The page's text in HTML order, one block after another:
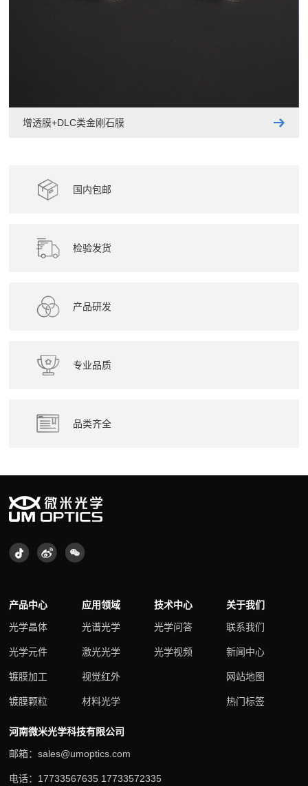
增透膜+DLC类金刚石膜
国内包邮
检验发货
产品研发
专业品质
品类齐全
产品中心
光学晶体
光学元件
镀膜加工
镀膜颗粒
应用领域
光谱光学
激光光学
视觉红外
材料光学
技术中心
光学问答
光学视频
关于我们
联系我们
新闻中心
网站地图
热门标签
河南微米光学科技有限公司
邮箱：sales@umoptics.com
电话：17733567635 17733572335